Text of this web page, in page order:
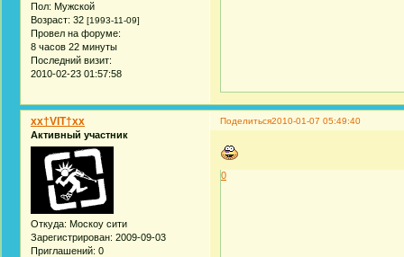
Пол: Мужской
Возраст: 32 [1993-11-09]
Провел на форуме:
8 часов 22 минуты
Последний визит:
2010-02-23 01:57:58
Поделиться2010-01-07 05:49:40
xx†VIT†xx
Активный участник
Откуда: Москоу сити
Зарегистрирован: 2009-09-03
Приглашений: 0
0